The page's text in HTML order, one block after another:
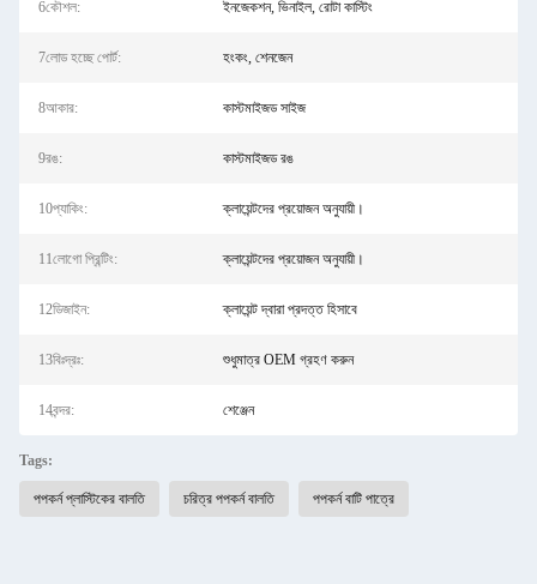
6কৌশল: ইনজেকশন, ভিনাইল, রোটা কাস্টিং
7লোড হচ্ছে পোর্ট: হংকং, শেনজেন
8আকার: কাস্টমাইজড সাইজ
9রঙ: কাস্টমাইজড রঙ
10প্যাকিং: ক্লায়েন্টদের প্রয়োজন অনুযায়ী।
11লোগো প্রিন্টিং: ক্লায়েন্টদের প্রয়োজন অনুযায়ী।
12ডিজাইন: ক্লায়েন্ট দ্বারা প্রদত্ত হিসাবে
13বিঃদ্রঃ: শুধুমাত্র OEM গ্রহণ করুন
14বন্দর: শেঞ্জেন
Tags:
পপকর্ন প্লাস্টিকের বালতি চরিত্র পপকর্ন বালতি পপকর্ন বাটি পাত্রে